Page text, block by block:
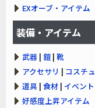
EXオーブ・アイテム
装備・アイテム
武器 | 鎧 | 靴
アクセサリ | コスチ
道具 | 食材 | イベント
好感度上昇アイテム